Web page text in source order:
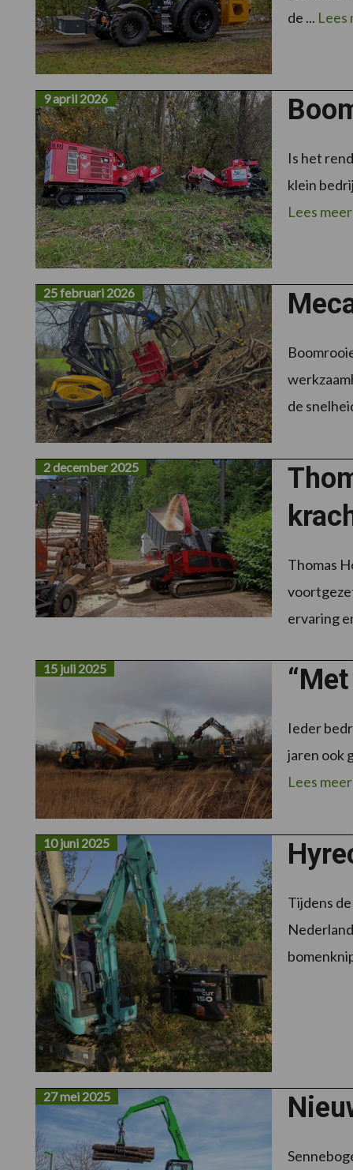
de ... Lees
9 april 2026
Is het
klein
Lees meer
25 februari 2026
de
2 december 2025
Thomas
ervaring en
15 juli 2025
Ieder
jaren ook
Lees meer
10 juni 2025
Tijdens
27 mei 2025